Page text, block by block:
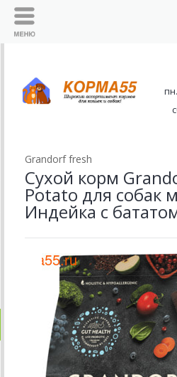
Grandorf fresh
Сухой корм
Potato для собак
Индейка с